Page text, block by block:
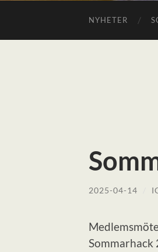
NYHETER
2025-04-14
Sommarhack